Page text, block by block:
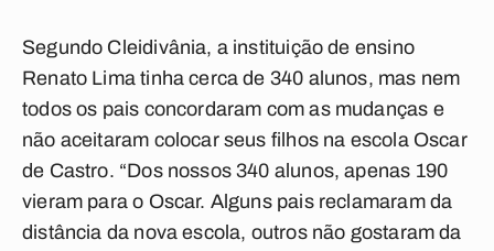
Segundo Cleidivânia, a instituição de ensino
Renato Lima tinha cerca de 340 alunos, mas nem
todos os pais concordaram com as mudanças e
não aceitaram colocar seus filhos na escola Oscar
de Castro. “Dos nossos 340 alunos, apenas 190
vieram para o Oscar. Alguns pais reclamaram da
distância da nova escola, outros não gostaram da